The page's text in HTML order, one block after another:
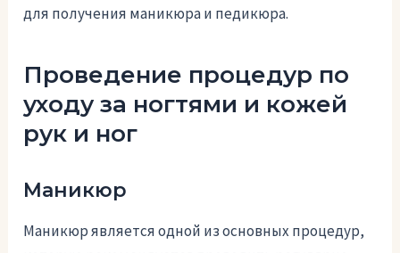
для получения маникюра и педикюра.
Проведение процедур по
уходу за ногтями и кожей
рук и ног
Маникюр
Маникюр является одной из основных процедур,